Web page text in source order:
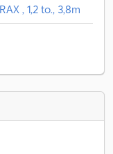
, 1,2 to., 3,8m